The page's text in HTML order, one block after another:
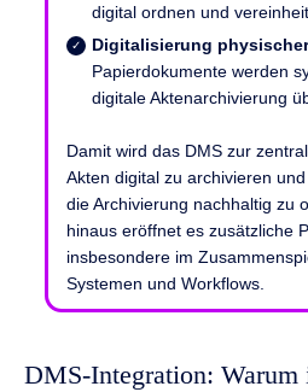
digital ordnen und
Digitalisierung
Papierdokumente werden
digitale Aktenarchivierung
Damit wird das DMS zur
Akten digital zu archivieren
die Archivierung nachhaltig zu
hinaus eröffnet es zusätzliche
insbesondere im
Systemen und Workflows.
DMS-Integration: Warum